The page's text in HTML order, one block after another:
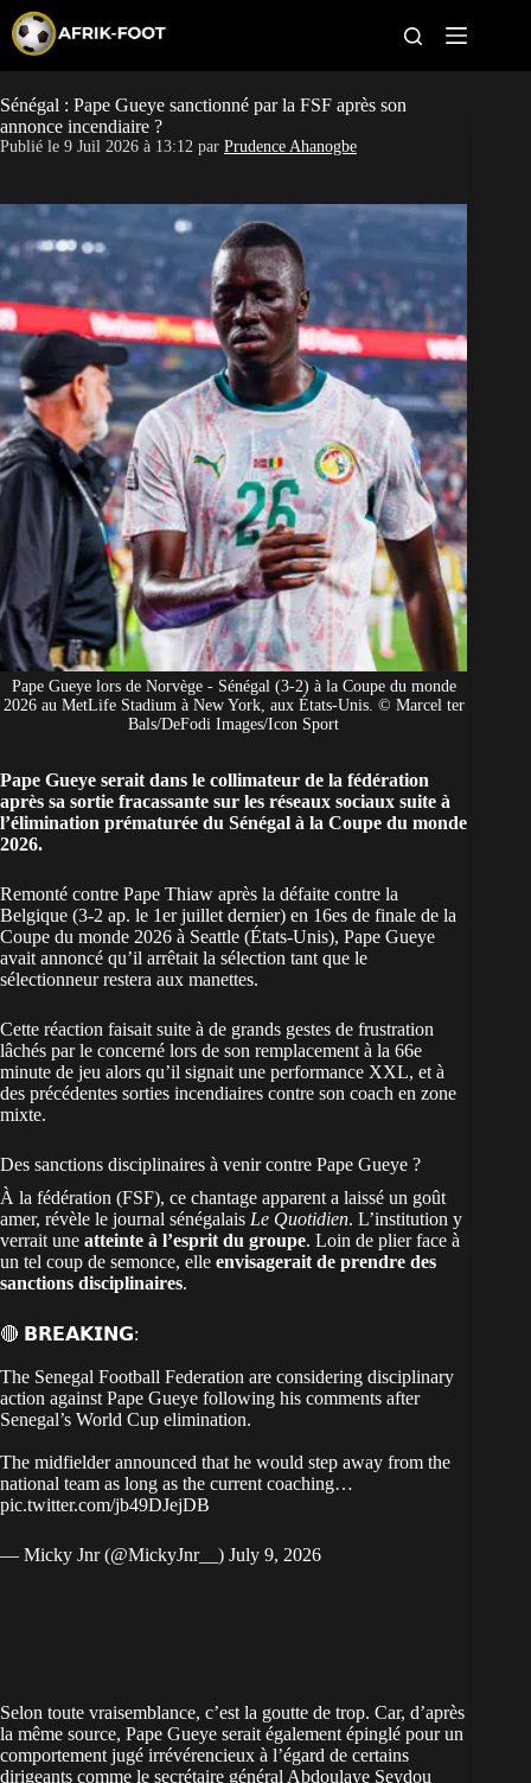
p
t
o
c
o
t
n
t
CAN féminine
Pays
Clubs
Classement
Paris sportifs
Sénégal : Pape Gueye sanctionné par la FSF après son
annonce incendiaire ?
Publié le 9 Juil 2026 à 13:12 par Prudence Ahanogbe
Pape Gueye lors de Norvège - Sénégal (3-2) à la Coupe du monde
2026 au MetLife Stadium à New York, aux États-Unis. © Marcel ter
Bals/DeFodi Images/Icon Sport
Pape Gueye serait dans le collimateur de la fédération
après sa sortie fracassante sur les réseaux sociaux suite à
l’élimination prématurée du Sénégal à la Coupe du monde
2026.
Remonté contre Pape Thiaw après la défaite contre la
Belgique (3-2 ap. le 1er juillet dernier) en 16es de finale de la
Coupe du monde 2026 à Seattle (États-Unis), Pape Gueye
avait annoncé qu’il arrêtait la sélection tant que le
sélectionneur restera aux manettes.
Cette réaction faisait suite à de grands gestes de frustration
lâchés par le concerné lors de son remplacement à la 66e
minute de jeu alors qu’il signait une performance XXL, et à
des précédentes sorties incendiaires contre son coach en zone
mixte.
Des sanctions disciplinaires à venir contre Pape Gueye ?
À la fédération (FSF), ce chantage apparent a laissé un goût
amer, révèle le journal sénégalais Le Quotidien. L’institution y
verrait une atteinte à l’esprit du groupe. Loin de plier face à
un tel coup de semonce, elle envisagerait de prendre des
sanctions disciplinaires.
🔴 𝗕𝗥𝗘𝗔𝗞𝗜𝗡𝗚:
The Senegal Football Federation are considering disciplinary
action against Pape Gueye following his comments after
Senegal’s World Cup elimination.
The midfielder announced that he would step away from the
national team as long as the current coaching…
pic.twitter.com/jb49DJejDB
— Micky Jnr (@MickyJnr__) July 9, 2026
Selon toute vraisemblance, c’est la goutte de trop. Car, d’après
la même source, Pape Gueye serait également épinglé pour un
comportement jugé irrévérencieux à l’égard de certains
dirigeants comme le secrétaire général Abdoulaye Seydou